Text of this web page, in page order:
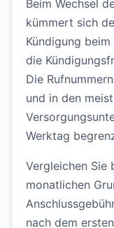
Beim Wechsel
kümmert sich
Kündigung
die
Die
und in den
Werktag
Vergleichen Sie
monatlichen
nach dem